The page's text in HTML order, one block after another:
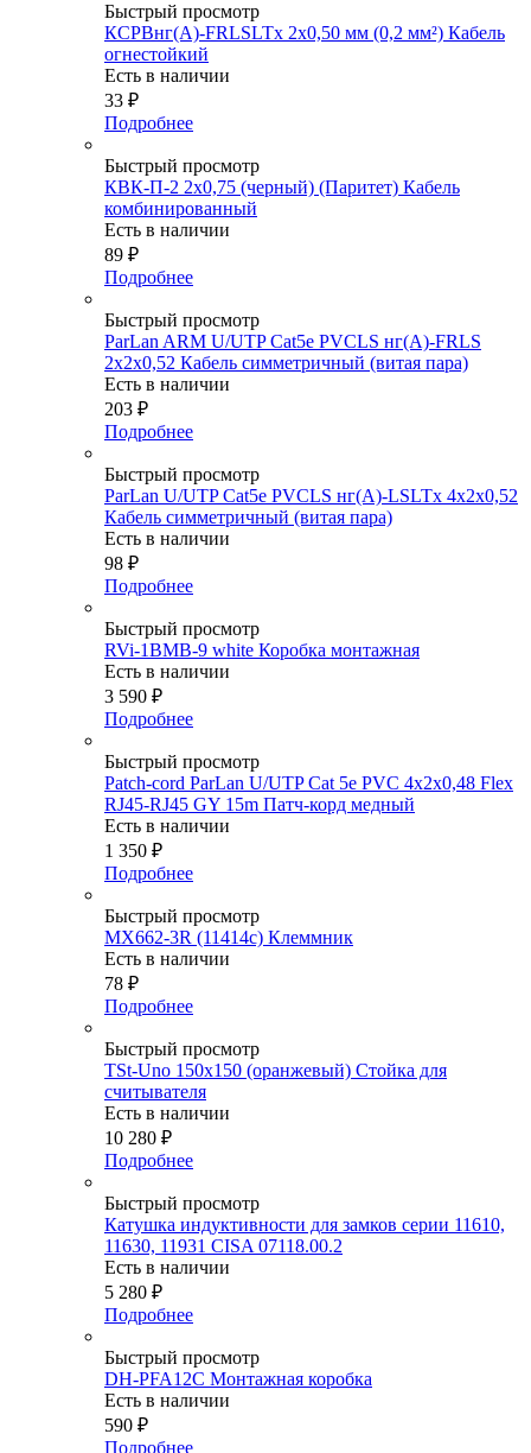
Быстрый просмотр
КСРВнг(А)-FRLSLTx 2х0,50 мм (0,2 мм²) Кабель
огнестойкий
Есть в наличии
33 ₽
Подробнее
Быстрый просмотр
КВК-П-2 2х0,75 (черный) (Паритет) Кабель
комбинированный
Есть в наличии
89 ₽
Подробнее
Быстрый просмотр
ParLan ARM U/UTP Cat5e PVCLS нг(А)-FRLS
2х2x0,52 Кабель симметричный (витая пара)
Есть в наличии
203 ₽
Подробнее
Быстрый просмотр
ParLan U/UTP Cat5e PVCLS нг(А)-LSLTx 4х2х0,52
Кабель симметричный (витая пара)
Есть в наличии
98 ₽
Подробнее
Быстрый просмотр
RVi-1BMB-9 white Коробка монтажная
Есть в наличии
3 590 ₽
Подробнее
Быстрый просмотр
Patch-cord ParLan U/UTP Cat 5e PVC 4х2х0,48 Flex
RJ45-RJ45 GY 15m Патч-корд медный
Есть в наличии
1 350 ₽
Подробнее
Быстрый просмотр
MX662-3R (11414c) Клеммник
Есть в наличии
78 ₽
Подробнее
Быстрый просмотр
TSt-Uno 150x150 (оранжевый) Стойка для
считывателя
Есть в наличии
10 280 ₽
Подробнее
Быстрый просмотр
Катушка индуктивности для замков серии 11610,
11630, 11931 CISA 07118.00.2
Есть в наличии
5 280 ₽
Подробнее
Быстрый просмотр
DH-PFA12C Монтажная коробка
Есть в наличии
590 ₽
Подробнее